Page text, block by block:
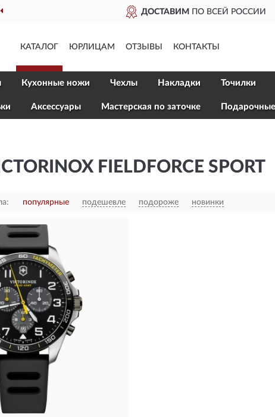
ДОСТАВИМПО ВСЕЙ РОССИИ
КАТАЛОГ ЮРЛИЦАМ ОТЗЫВЫ КОНТАКТЫ
Кухонные ножи Чехлы Накладки Точилки
Aксессуары Мастерская по заточке
FIELDFORCE SPORT
популярные подешевле подороже новинки